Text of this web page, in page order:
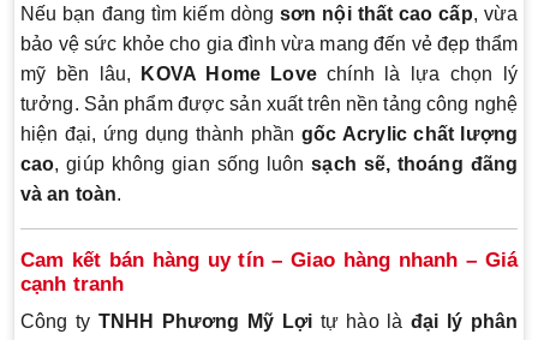
Nếu bạn đang tìm kiếm dòngsơn nội thất cao cấp, vừa
bảo vệ sức khỏe cho gia đình vừa mang đến vẻ đẹp thẩm
mỹ bền lâu,
KOVA Home Lovechính là lựa chọn lý
tưởng. Sản phẩm được sản xuất trên nền tảng công nghệ
hiện đại, ứng dụng thành phầngốc Acrylic chất lượng
cao, giúp không gian sống luônsạch sẽ, thoáng đãng
và an toàn.
Cam kết bán hàng uy tín – Giao hàng nhanh – Giá
cạnh tranh
Công ty TNHH Phương Mỹ Lợitự hào là đại lý phân